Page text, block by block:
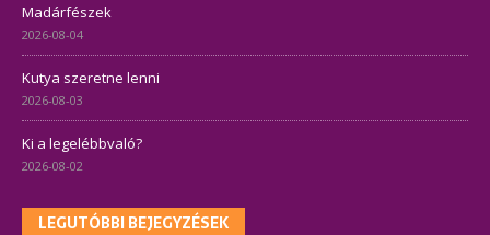
Madárfészek
2026-08-04
Kutya szeretne lenni
2026-08-03
Ki a legelébbvaló?
2026-08-02
LEGUTÓBBI BEJEGYZÉSEK